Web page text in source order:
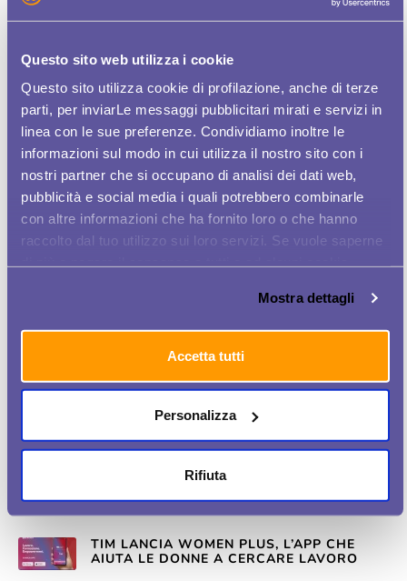
Questo sito web utilizza i cookie
Questo sito utilizza cookie di profilazione, anche di terze
parti, per inviarLe messaggi pubblicitari mirati e servizi in
linea con le sue preferenze. Condividiamo inoltre le
informazioni sul modo in cui utilizza il nostro sito con i
nostri partner che si occupano di analisi dei dati web,
pubblicità e social media i quali potrebbero combinarle
con altre informazioni che ha fornito loro o che hanno
raccolto dal tuo utilizzo sui loro servizi. Se vuole saperne
sul tasto "Accetta tutti". Se non vuole i cookie di
profilazione può negare il consenso sul tasto "Rifiuta".
Mostra dettagli
Accetta tutti
Personalizza
Rifiuta
TIM LANCIA WOMEN PLUS, APP DEDICATA
ALLE DONNE PER CERCARE LAVORO
DONNE E LAVORO, TIM LANCIA LA APP
WOMEN PLUS
TIM LANCIA WOMEN PLUS, LA PRIMA APP
TIM LANCIA LA APP WOMEN PLUS PER
AIUTARE LE DONNE NELLA RICERCA DEL...
TIM LANCIA WOMEN PLUS, LA PRIMA APP
TIM LANCIA WOMEN PLUS, APP PER
AIUTARE LE DONNE NEL MONDO DEL
LAVORO
ARRIVA WOMEN PLUS, L’APP DI TIM CHE
AIUTA LE DONNE A CERCARE LAVORO
TIM LANCIA WOMEN PLUS, L’APP CHE
AIUTA LE DONNE A CERCARE LAVORO